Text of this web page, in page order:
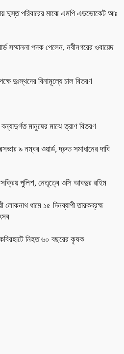
দুস্ত পরিবারের মাঝে এমপি এডভোকেট আঃ
সম্মাননা পদক পেলেন, নবীনগরের ওবায়েদ
দুঃস্থদের বিনামূল্যে চাল বিতরণ
মানুষের মাঝে ত্রাণ বিতরণ
৯ নম্বর ওয়ার্ড, দ্রুত সমাধানের দাবি
পুলিশ, নেতৃত্বে ওসি আবদুর রহিম
লোকনাথ ধামে ১৫ দিনব্যাপী তারকব্রহ্ম
নিহত ৬০ বছরের কৃষক